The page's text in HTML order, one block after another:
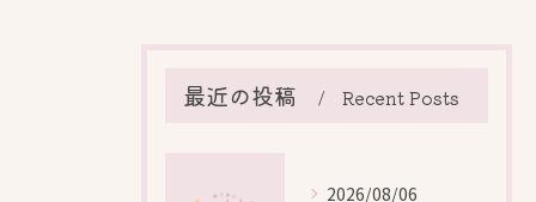
最近の投稿 Recent Posts
2026/08/06